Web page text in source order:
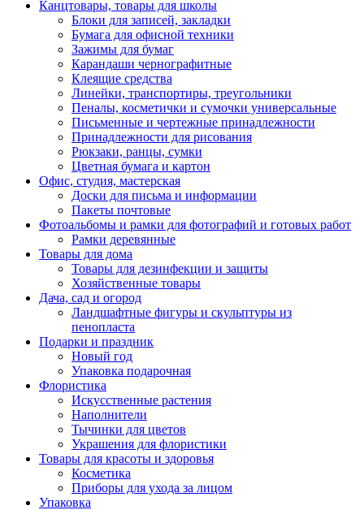
Канцтовары, товары для школы
Блоки для записей, закладки
Бумага для офисной техники
Зажимы для бумаг
Карандаши чернографитные
Клеящие средства
Линейки, транспортиры, треугольники
Пеналы, косметички и сумочки универсальные
Письменные и чертежные принадлежности
Принадлежности для рисования
Рюкзаки, ранцы, сумки
Цветная бумага и картон
Офис, студия, мастерская
Доски для письма и информации
Пакеты почтовые
Фотоальбомы и рамки для фотографий и готовых работ
Рамки деревянные
Товары для дома
Товары для дезинфекции и защиты
Хозяйственные товары
Дача, сад и огород
Ландшафтные фигуры и скульптуры из
пенопласта
Подарки и праздник
Новый год
Упаковка подарочная
Флористика
Искусственные растения
Наполнители
Тычинки для цветов
Украшения для флористики
Товары для красоты и здоровья
Косметика
Приборы для ухода за лицом
Упаковка